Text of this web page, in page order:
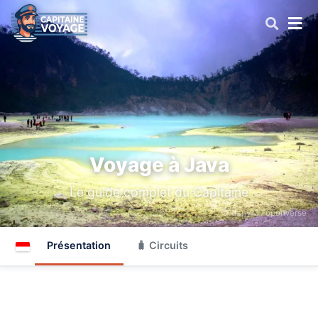
Voyage à Java
Le guide complet du Capitaine
© dany13 ·openverse
Présentation 🧳 Circuits